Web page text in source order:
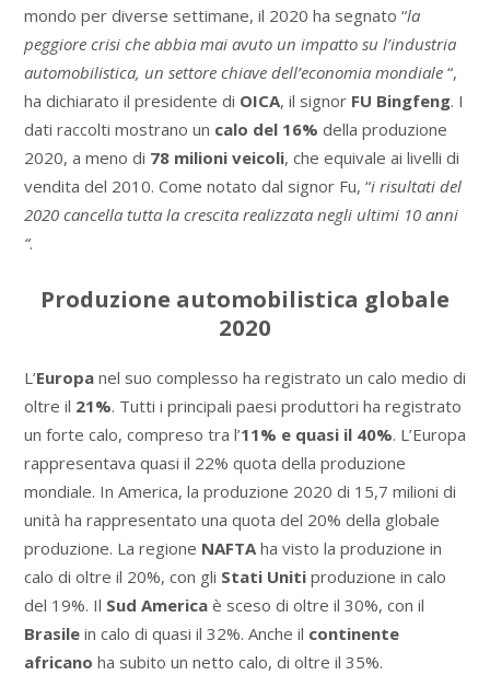
mondo per diverse settimane, il 2020 ha segnato “la
peggiore crisi che abbia mai avuto un impatto su l’industria
automobilistica, un settore chiave dell’economia mondiale“,
ha dichiarato il presidente di OICA, il signorFU Bingfeng. I
dati raccolti mostrano un calo del 16% della produzione
2020, a meno di 78 milioni veicoli, che equivale ai livelli di
vendita del 2010. Come notato dal signor Fu, “i risultati del
2020 cancella tutta la crescita realizzata negli ultimi 10 anni
“.
Produzione automobilistica globale
2020
L’Europanel suo complesso ha registrato un calo medio di
oltre il 21%. Tutti i principali paesi produttori ha registrato
un forte calo, compreso tra l’11% e quasi il 40%. L’Europa
rappresentava quasi il 22% quota della produzione
mondiale. In America, la produzione 2020 di 15,7 milioni di
unità ha rappresentato una quota del 20% della globale
produzione. La regione NAFTAha visto la produzione in
calo di oltre il 20%, con gli Stati Unitiproduzione in calo
del 19%. Il Sud Americaè sceso di oltre il 30%, con il
Brasilein calo di quasi il 32%. Anche il continente
africano ha subito un netto calo, di oltre il 35%.